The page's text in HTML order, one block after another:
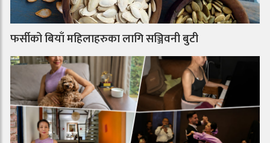
फर्सीको बियाँ महिलाहरुका लागि सञ्जिवनी बुटी